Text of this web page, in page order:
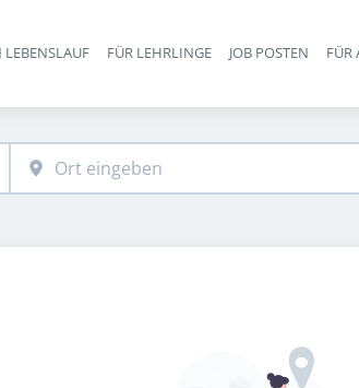
Haupt-Navigation
LEBENSLAUF FÜR LEHRLINGE JOB POSTEN FÜR